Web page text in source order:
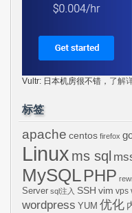
Vultr: 日本机房很不错， 了解
标签
apache centos firefox
Linux ms sql
MySQLPHP
Server sql注入 SSH vim vps
wordpress YUM 优化